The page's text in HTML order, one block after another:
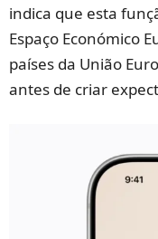
indica que esta
Espaço Económico
países da União
antes de criar